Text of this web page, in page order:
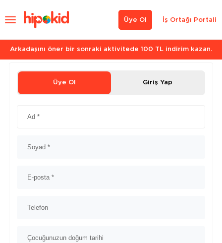
İş Ortağı Portali
Üye Ol
Arkadaşını öner bir sonraki aktivitede 100 TL indirim kazan.
Üye Ol Giriş Yap